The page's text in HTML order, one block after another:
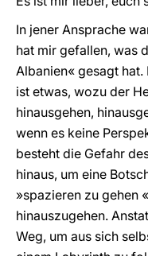
In jener Ansprache
hat mir gefallen, was
Albanien« gesagt hat.
ist etwas, wozu der
hinausgehen,
wenn es keine
besteht die Gefahr
hinaus, um eine
»spazieren zu gehen
hinauszugehen.
Weg, um aus sich